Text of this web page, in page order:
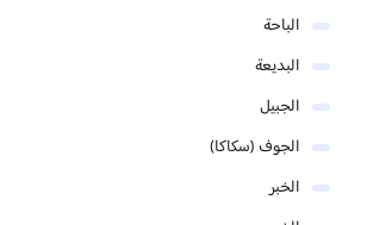
الباحة
البديعة
الجبيل
الجوف (سكاكا)
الخبر